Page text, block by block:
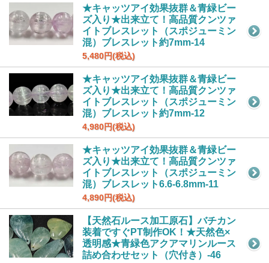
★キャッツアイ効果抜群＆青緑ビー
ズ入り★出来立て！高品質クンツァ
イトブレスレット（スポジューミン
混）ブレスレット約7mm-14
5,480円(税込)
★キャッツアイ効果抜群＆青緑ビー
ズ入り★出来立て！高品質クンツァ
イトブレスレット（スポジューミン
混）ブレスレット約7mm-12
4,980円(税込)
★キャッツアイ効果抜群＆青緑ビー
ズ入り★出来立て！高品質クンツァ
イトブレスレット（スポジューミン
混）ブレスレット6.6-6.8mm-11
4,890円(税込)
【天然石ルース加工原石】バチカン
装着ですぐPT制作OK！★天然色×
透明感★青緑色アクアマリンルース
詰め合わせセット（穴付き）-46